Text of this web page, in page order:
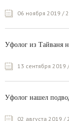
06 ноября 2019 /
Уфолог из Тайваня
13 сентября 2019
Уфолог нашел
02 августа 2019 /